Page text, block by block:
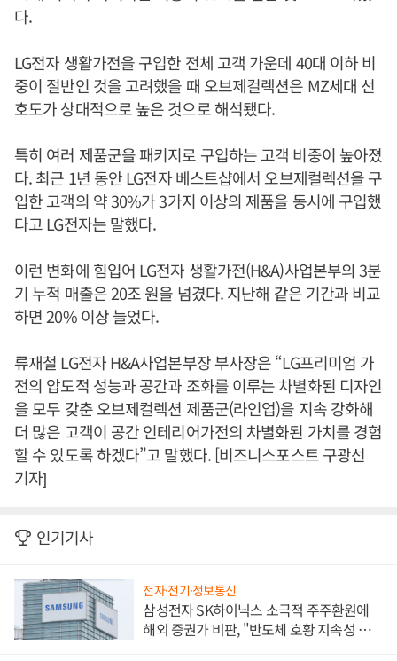
다.
LG전자 생활가전을 구입한 전체 고객 가운데 40대 이하 비
중이 절반인 것을 고려했을 때 오브제컬렉션은 MZ세대 선
호도가 상대적으로 높은 것으로 해석됐다.
특히 여러 제품군을 패키지로 구입하는 고객 비중이 높아졌
다. 최근 1년 동안 LG전자 베스트샵에서 오브제컬렉션을 구
입한 고객의 약 30%가 3가지 이상의 제품을 동시에 구입했
다고 LG전자는 말했다.
이런 변화에 힘입어 LG전자 생활가전(H&A)사업본부의 3분
기 누적 매출은 20조 원을 넘겼다. 지난해 같은 기간과 비교
하면 20% 이상 늘었다.
류재철 LG전자 H&A사업본부장 부사장은 “LG프리미엄 가
전의 압도적 성능과 공간과 조화를 이루는 차별화된 디자인
을 모두 갖춘 오브제컬렉션 제품군(라인업)을 지속 강화해
더 많은 고객이 공간 인테리어가전의 차별화된 가치를 경험
할 수 있도록 하겠다”고 말했다. [비즈니스포스트 구광선
기자]
인기기사
전자·전기·정보통신
삼성전자 SK하이닉스 소극적 주주환원에
해외 증권가 비판, "반도체 호황 지속성 의